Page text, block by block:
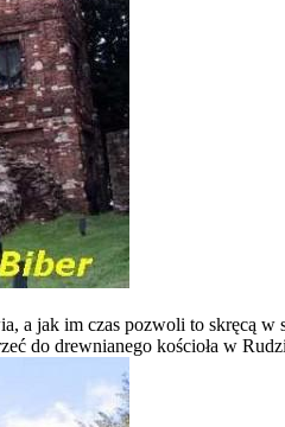
a jak im czas pozwoli to skręcą
do drewnianego kościoła w